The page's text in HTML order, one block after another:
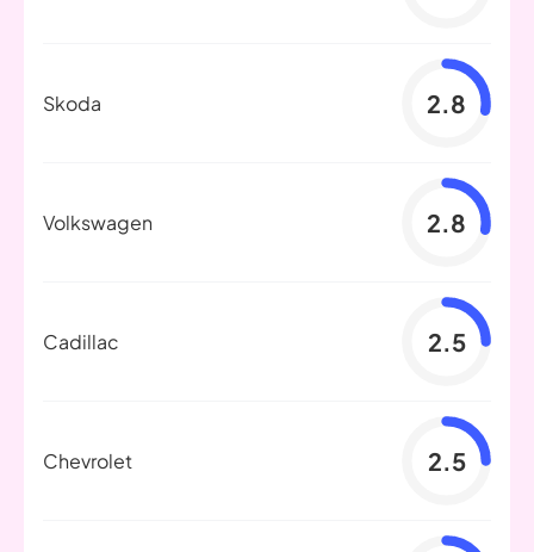
Skoda 2.8
Volkswagen 2.8
Cadillac 2.5
Chevrolet 2.5